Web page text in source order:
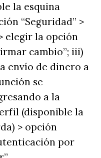
la esquina
“Seguridad” >
elegir la opción
cambio”; iii)
envío de dinero a
se
a la
(disponible la
> opción
por